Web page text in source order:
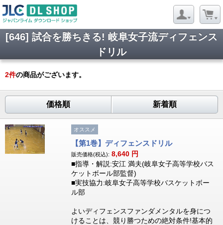
[646] 試合を勝ちきる! 岐阜女子流ディフェンス
ドリル
2件の商品がございます。
価格順 新着順
オススメ
【第1巻】ディフェンスドリル
販売価格(税込): 8,640 円
■指導・解説:安江 満夫(岐阜女子高等学校バス
ケットボール部監督)
■実技協力:岐阜女子高等学校バスケットボー
ル部
よいディフェンスファンダメンタルを身につ
けることは、競り勝つための絶対条件!基本的